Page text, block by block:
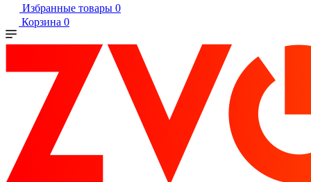
Избранные товары 0
Корзина 0